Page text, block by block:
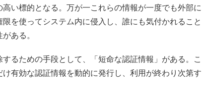
い標的となる。万が一これらの情報が一度でも外部に
を使ってシステム内に侵入し、誰にも気付かれること
ある。
るための手段として、「短命な認証情報」がある。こ
有効な認証情報を動的に発行し、利用が終わり次第す